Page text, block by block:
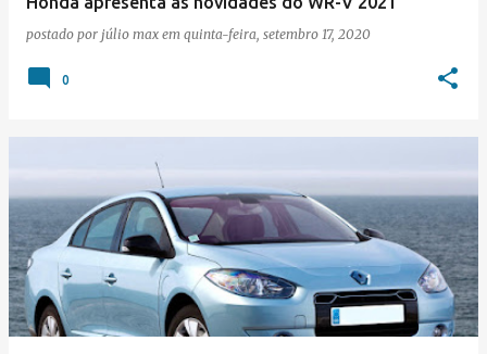
postado por júlio max em quinta-feira, setembro 17, 2020
0